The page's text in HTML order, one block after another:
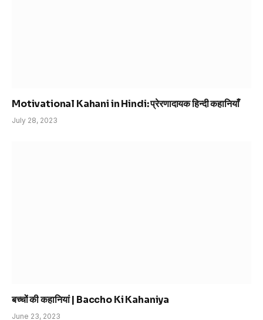
Motivational Kahani in Hindi: प्रेरणादायक हिन्दी कहानियाँ
July 28, 2023
बच्चों की कहानियां | Baccho Ki Kahaniya
June 23, 2023